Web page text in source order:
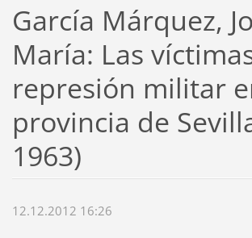
García Márquez,
María: Las
represión militar
provincia de
1963)
12.12.2012 16:26